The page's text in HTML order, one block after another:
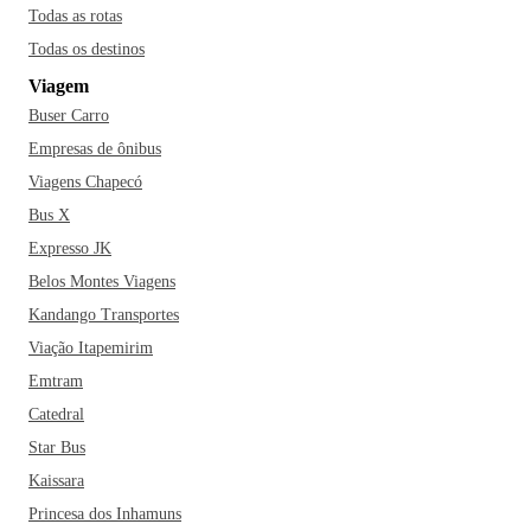
Todas as rotas
Todas os destinos
Viagem
Buser Carro
Empresas de ônibus
Viagens Chapecó
Bus X
Expresso JK
Belos Montes Viagens
Kandango Transportes
Viação Itapemirim
Emtram
Catedral
Star Bus
Kaissara
Princesa dos Inhamuns